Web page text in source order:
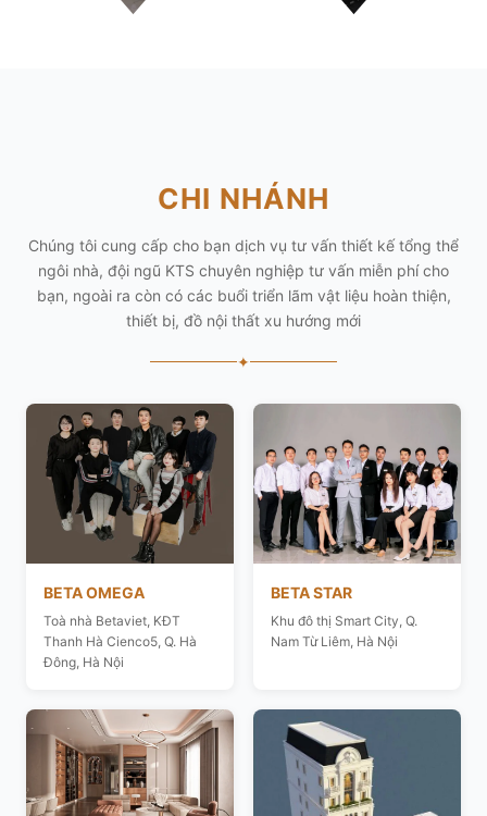
CHI NHÁNH
Chúng tôi cung cấp cho bạn dịch vụ tư vấn thiết kế tổng thể
ngôi nhà, đội ngũ KTS chuyên nghiệp tư vấn miễn phí cho
bạn, ngoài ra còn có các buổi triển lãm vật liệu hoàn thiện,
thiết bị, đồ nội thất xu hướng mới
✦
BETA OMEGA
Toà nhà Betaviet, KĐT
Thanh Hà Cienco5, Q. Hà
Đông, Hà Nội
BETA STAR
Khu đô thị Smart City, Q.
Nam Từ Liêm, Hà Nội